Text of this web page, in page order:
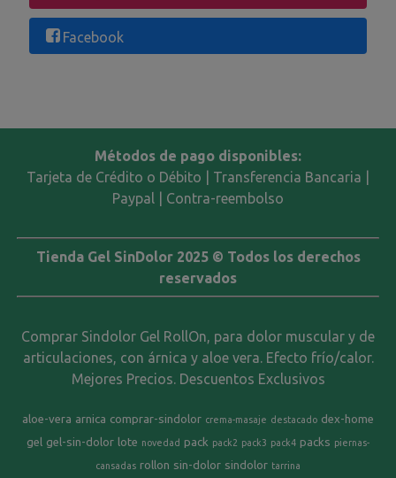
Facebook
Métodos de pago disponibles:
Tarjeta de Crédito o Débito | Transferencia Bancaria |
Paypal | Contra-reembolso
Tienda Gel SinDolor 2025 © Todos los derechos
reservados
Comprar Sindolor Gel RollOn, para dolor muscular y de
articulaciones, con árnica y aloe vera. Efecto frío/calor.
Mejores Precios. Descuentos Exclusivos
aloe-vera arnica comprar-sindolor crema-masaje destacado dex-home
gel gel-sin-dolor lote novedad pack pack2 pack3 pack4 packs piernas-
cansadas rollon sin-dolor sindolor tarrina